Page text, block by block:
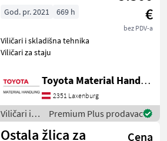
€
bez PDV-a
God. pr. 2021 669 h
Viličari i skladišna tehnika
Viličari za staju
Toyota Material Handling Austria GmbH
2351 Laxenburg
Viličari i
skladišna
tehnika /
Premium Plus prodavac
Ostala žlica za
Cena